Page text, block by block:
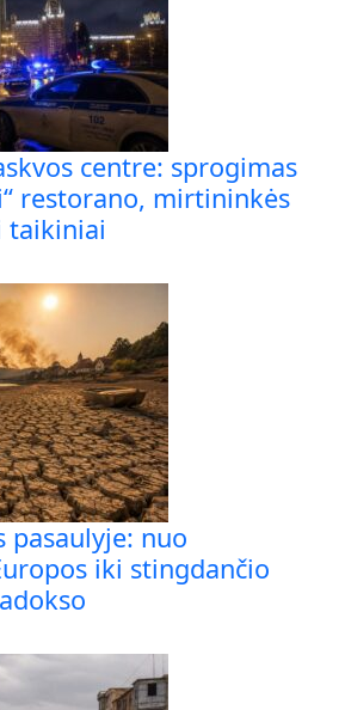
centre: sprogimas
restorano, mirtininkės
taikiniai
pasaulyje: nuo
iki stingdančio